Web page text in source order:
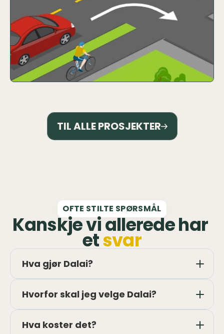
TIL ALLE PROSJEKTER
OFTE STILTE SPØRSMÅL
Kanskje vi allerede har
et svar
Hva gjør Dalai?
Hvorfor skal jeg velge Dalai?
Hva koster det?